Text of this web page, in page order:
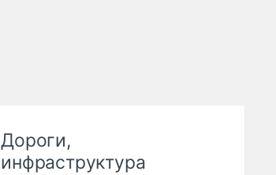
Дороги,
инфраструктура